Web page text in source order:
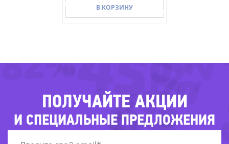
В КОРЗИНУ
В КОРЗИНУ
ПОЛУЧАЙТЕ АКЦИИ
И СПЕЦИАЛЬНЫЕ ПРЕДЛОЖЕНИЯ
-45%
-
-74%